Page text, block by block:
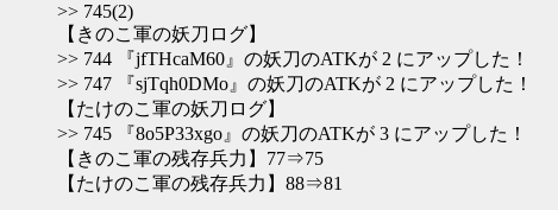
>> 745(2)
【きのこ軍の妖刀ログ】
>> 744 『jfTHcaM60』の妖刀のATKが 2 にアップした！
>> 747 『sjTqh0DMo』の妖刀のATKが 2 にアップした！
【たけのこ軍の妖刀ログ】
>> 745 『8o5P33xgo』の妖刀のATKが 3 にアップした！
【きのこ軍の残存兵力】77⇒75
【たけのこ軍の残存兵力】88⇒81